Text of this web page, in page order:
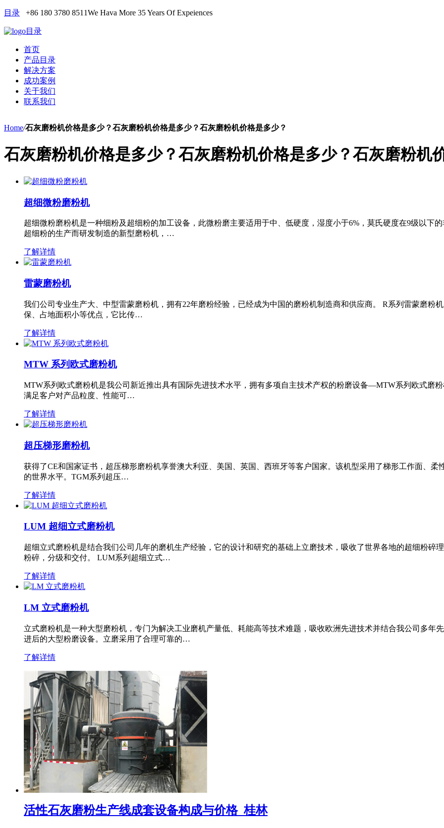
目录 +86 180 3780 8511We Hava More 35 Years Of Expeiences
目录
首页
产品目录
解决方案
成功案例
关于我们
联系我们
Home/石灰磨粉机价格是多少？石灰磨粉机价格是多少？石灰磨粉机价格是多少？
石灰磨粉机价格是多少？石灰磨粉机价格是多少？石灰磨粉机
超细微粉磨粉机
超细微粉磨粉机是一种细粉及超细粉的加工设备，此微粉磨主要适用于中、低硬度，湿度小于6%，莫氏硬度在9级以下
超细粉的生产而研发制造的新型磨粉机，…
了解详情
雷蒙磨粉机
我们公司专业生产大、中型雷蒙磨粉机，拥有22年磨粉经验，已经成为中国的磨粉机制造商和供应商。 R系列雷蒙磨粉
保、占地面积小等优点，它比传…
了解详情
MTW 系列欧式磨粉机
MTW系列欧式磨粉机是我公司新近推出具有国际先进技术水平，拥有多项自主技术产权的粉磨设备—MTW系列欧式磨
满足客户对产品粒度、性能可…
了解详情
超压梯形磨粉机
获得了CE和国家证书，超压梯形磨粉机享誉澳大利亚、美国、英国、西班牙等客户国家。该机型采用了梯形工作面、
的世界水平。TGM系列超压…
了解详情
LUM 超细立式磨粉机
超细立式磨粉机是结合我们公司几年的磨机生产经验，它的设计和研究的基础上立磨技术，吸收了世界各地的超细粉碎
粉碎，分级和交付。 LUM系列超细立式…
了解详情
LM 立式磨粉机
立式磨粉机是一种大型磨粉机，专门为解决工业磨机产量低、耗能高等技术难题，吸收欧洲先进技术并结合我公司多年
进后的大型粉磨设备。立磨采用了合理可靠的…
了解详情
活性石灰磨粉生产线成套设备构成与价格_桂林